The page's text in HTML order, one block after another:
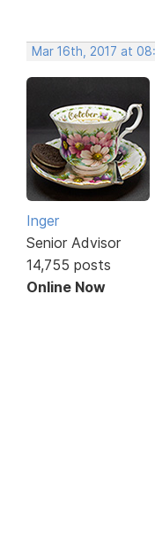
Mar 16th, 2017 at
Inger
Senior Advisor
14,755 posts
Online Now